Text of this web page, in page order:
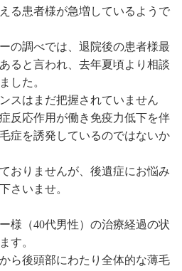
る患者様が急増しているようで
の調べでは、退院後の患者様最
ると言われ、去年夏頃より相談
した。
スはまだ把握されていません
反応作用が働き免疫力低下を伴
症を誘発しているのではないか
おりませんが、後遺症にお悩み
さいませ。
様（40代男性）の治療経過の状
す。
ら後頭部にわたり全体的な薄毛